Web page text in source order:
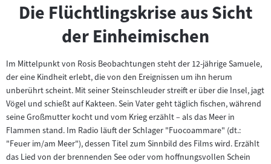
Die Flüchtlingskrise aus Sicht
der Einheimischen
Im Mittelpunkt von Rosis Beobachtungen steht der 12-jährige Samuele,
der eine Kindheit erlebt, die von den Ereignissen um ihn herum
unberührt scheint. Mit seiner Steinschleuder streift er über die Insel, jagt
Vögel und schießt auf Kakteen. Sein Vater geht täglich fischen, während
seine Großmutter kocht und vom Krieg erzählt – als das Meer in
Flammen stand. Im Radio läuft der Schlager "Fuocoammare" (dt.:
"Feuer im/am Meer"), dessen Titel zum Sinnbild des Films wird. Erzählt
das Lied von der brennenden See oder vom hoffnungsvollen Schein